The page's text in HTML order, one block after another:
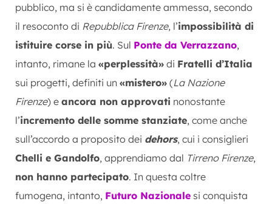
pubblico, ma si è candidamente ammessa, secondo
il resoconto di Repubblica Firenze, l’impossibilità di
istituire corse in più. Sul Ponte da Verrazzano,
intanto, rimane la «perplessità» di Fratelli d’Italia
sui progetti, definiti un «mistero» (La Nazione
Firenze) e ancora non approvati nonostante
l’incremento delle somme stanziate, come anche
sull’accordo a proposito dei dehors, cui i consiglieri
Chelli e Gandolfo, apprendiamo dal Tirreno Firenze,
non hanno partecipato. In questa coltre
fumogena, intanto, Futuro Nazionale si conquista